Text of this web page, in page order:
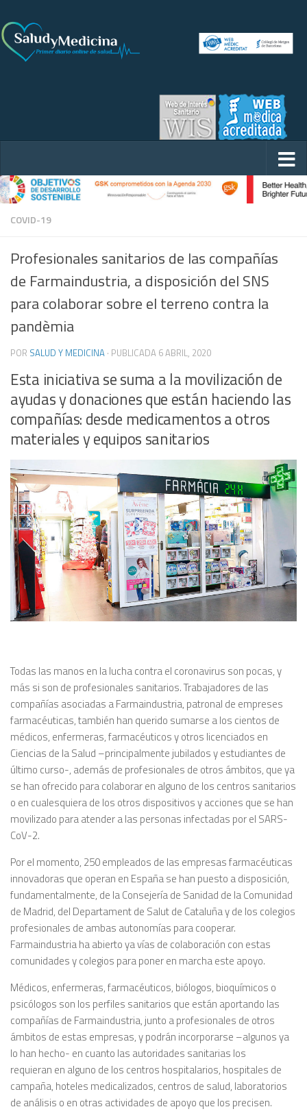
COVID-19
Profesionales sanitarios de las compañías
de Farmaindustria, a disposición del SNS
para colaborar sobre el terreno contra la
pandèmia
POR SALUD Y MEDICINA · PUBLICADA 6 ABRIL, 2020
Esta iniciativa se suma a la movilización de
ayudas y donaciones que están haciendo las
compañías: desde medicamentos a otros
materiales y equipos sanitarios
Todas las manos en la lucha contra el coronavirus son pocas, y
más si son de profesionales sanitarios. Trabajadores de las
compañías asociadas a Farmaindustria, patronal de empreses
farmacéuticas, también han querido sumarse a los cientos de
médicos, enfermeras, farmacéuticos y otros licenciados en
Ciencias de la Salud –principalmente jubilados y estudiantes de
último curso-, además de profesionales de otros ámbitos, que ya
se han ofrecido para colaborar en alguno de los centros sanitarios
o en cualesquiera de los otros dispositivos y acciones que se han
movilizado para atender a las personas infectadas por el SARS-
CoV-2.
Por el momento, 250 empleados de las empresas farmacéuticas
innovadoras que operan en España se han puesto a disposición,
fundamentalmente, de la Consejería de Sanidad de la Comunidad
de Madrid, del Departament de Salut de Cataluña y de los colegios
profesionales de ambas autonomías para cooperar.
Farmaindustria ha abierto ya vías de colaboración con estas
comunidades y colegios para poner en marcha este apoyo.
Médicos, enfermeras, farmacéuticos, biólogos, bioquímicos o
psicólogos son los perfiles sanitarios que están aportando las
compañías de Farmaindustria, junto a profesionales de otros
ámbitos de estas empresas, y podrán incorporarse –algunos ya
lo han hecho- en cuanto las autoridades sanitarias los
requieran en alguno de los centros hospitalarios, hospitales de
campaña, hoteles medicalizados, centros de salud, laboratorios
de análisis o en otras actividades de apoyo que los precisen.